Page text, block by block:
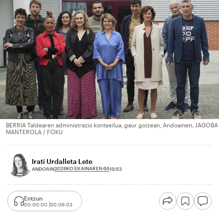
BERRIA Taldearen administrazio kontseilua, gaur goizean, Andoainen. JAGOBA
MANTEROLA / FOKU
Irati Urdalleta Lete
ANDOAIN2026KO EKAINAREN 6A13:53
Entzun
00:00:00 00:06:03